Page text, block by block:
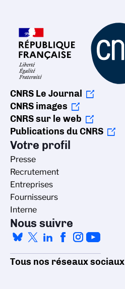
CNRS Le Journal
CNRS images
CNRS sur le web
Publications du CNRS
Votre profil
Presse
Recrutement
Entreprises
Fournisseurs
Interne
Nous suivre
Tous nos réseaux sociaux